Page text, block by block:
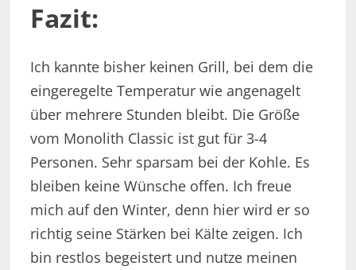
Fazit:
Ich kannte bisher keinen Grill, bei dem die
eingeregelte Temperatur wie angenagelt
über mehrere Stunden bleibt. Die Größe
vom Monolith Classic ist gut für 3-4
Personen. Sehr sparsam bei der Kohle. Es
bleiben keine Wünsche offen. Ich freue
mich auf den Winter, denn hier wird er so
richtig seine Stärken bei Kälte zeigen. Ich
bin restlos begeistert und nutze meinen